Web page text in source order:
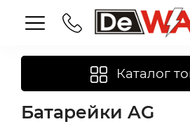
Каталог
Батарейки AG